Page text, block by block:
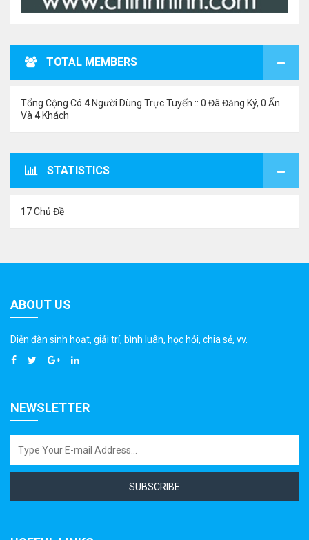
TOTAL MEMBERS
Tổng Cộng Có 4 Người Dùng Trực Tuyến :: 0 Đã Đăng Ký, 0 Ẩn
Và 4 Khách
STATISTICS
17 Chủ Đề
ABOUT US
Diễn đàn sinh hoạt, giải trí, bình luân, học hỏi, chia sẻ, vv.
NEWSLETTER
SUBSCRIBE